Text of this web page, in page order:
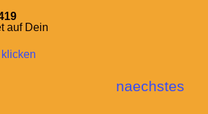
auf Dein
naechstes